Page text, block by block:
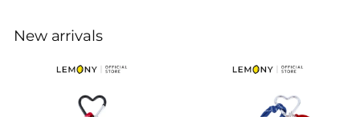
New arrivals